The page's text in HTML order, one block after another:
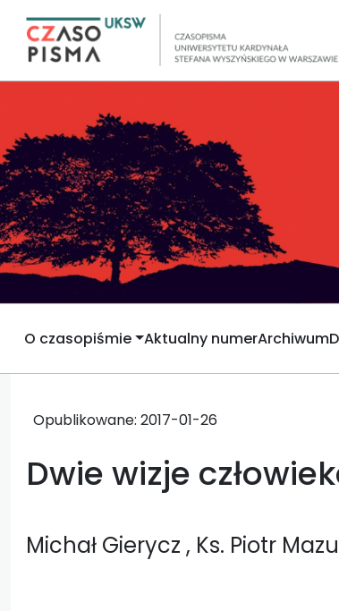
O czasopiśmie Aktualny numerArchiwum
Opublikowane: 2017-01-26
Dwie wizje
Michał Gierycz , Ks. Piotr